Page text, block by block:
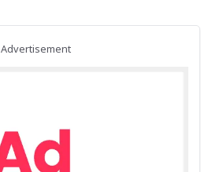
Advertisement